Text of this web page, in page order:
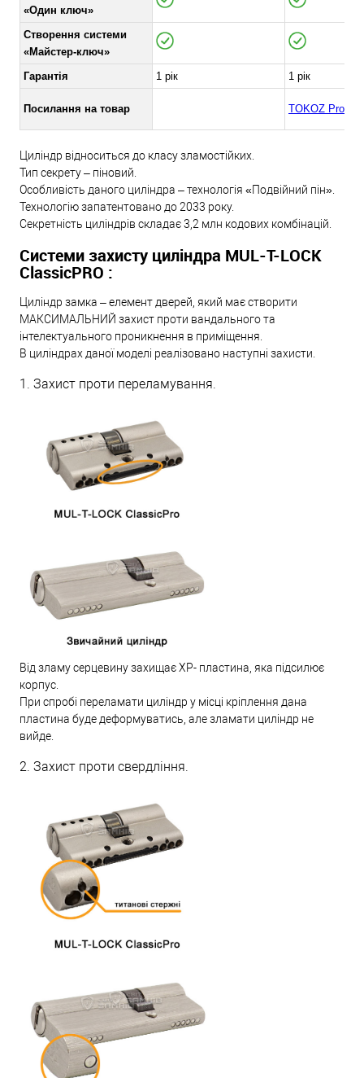
«Один ключ»
Створення системи
«Майстер-ключ»
Гарантія
1 рік 1 рік
Посилання на товар TOKOZ Pro300
Циліндр відноситься до класу зламостійких.
Тип секрету – піновий.
Особливість даного циліндра – технологія «Подвійний пін».
Технологію запатентовано до 2033 року.
Секретність циліндрів складає 3,2 млн кодових комбінацій.
Системи захисту циліндра MUL-T-LOCK
ClassicPRO :
Циліндр замка – елемент дверей, який має створити
МАКСИМАЛЬНИЙ захист проти вандального та
інтелектуального проникнення в приміщення.
В циліндрах даної моделі реалізовано наступні захисти.
1. Захист проти переламування.
Від зламу серцевину захищає XP- пластина, яка підсилює
корпус.
При спробі переламати циліндр у місці кріплення дана
пластина буде деформуватись, але зламати циліндр не
вийде.
2. Захист проти свердління.